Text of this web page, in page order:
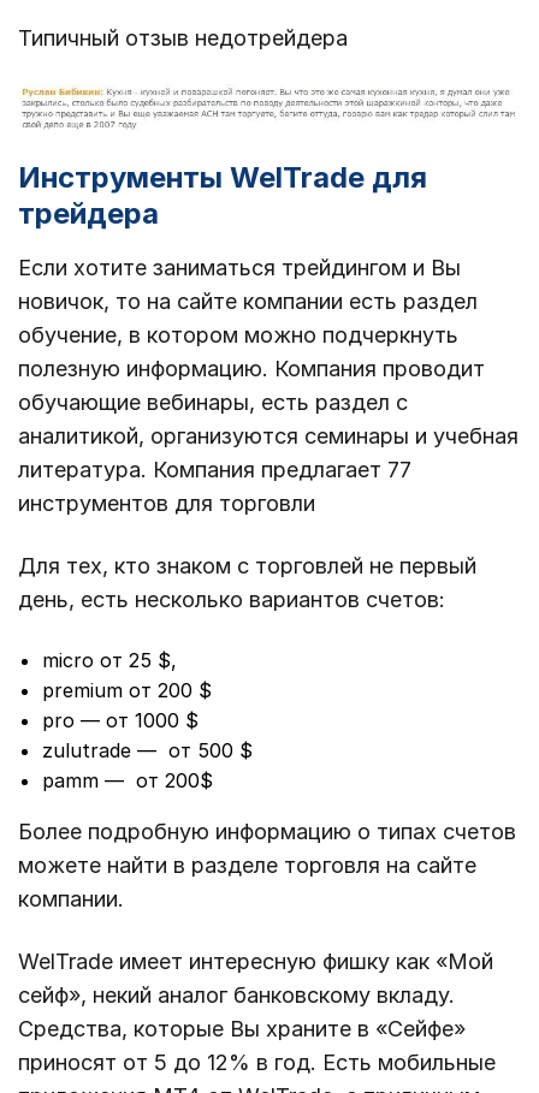
Типичный отзыв недотрейдера
Инструменты WelTrade для
трейдера
Если хотите заниматься трейдингом и Вы
новичок, то на сайте компании есть раздел
обучение, в котором можно подчеркнуть
полезную информацию. Компания проводит
обучающие вебинары, есть раздел с
аналитикой, организуются семинары и учебная
литература. Компания предлагает 77
инструментов для торговли
Для тех, кто знаком с торговлей не первый
день, есть несколько вариантов счетов:
micro от 25 $,
premium от 200 $
pro — от 1000 $
zulutrade — от 500 $
pamm — от 200$
Более подробную информацию о типах счетов
можете найти в разделе торговля на сайте
компании.
WelTrade имеет интересную фишку как «Мой
сейф», некий аналог банковскому вкладу.
Средства, которые Вы храните в «Сейфе»
приносят от 5 до 12% в год. Есть мобильные